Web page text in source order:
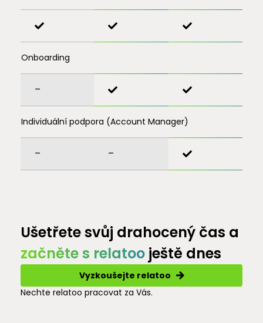
Onboarding
–
Individuální podpora (Account Manager)
– –
Ušetřete svůj drahocený čas a
začněte s relatooještě dnes
Vyzkoušejte relatoo
Nechte relatoo pracovat za Vás.